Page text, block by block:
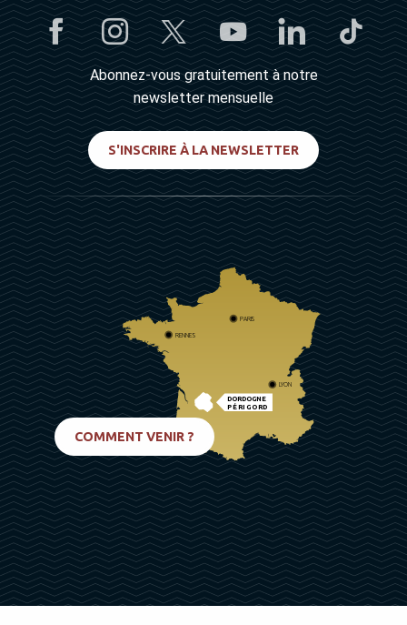
Abonnez-vous gratuitement à notre
newsletter mensuelle
S'INSCRIRE À LA NEWSLETTER
DORDOGNE
PÉRIGORD
PARIS
RENNES
LYON
COMMENT VENIR ?